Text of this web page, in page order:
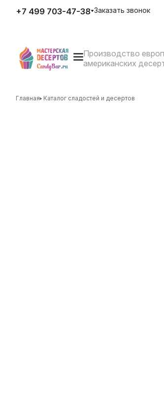
Главная Каталог сладостей и десертов
+7 499 703-47-38
E-mail
zakaz@candybar.ru
Адрес
Режим работы
Заказать звонок
Производство
американских